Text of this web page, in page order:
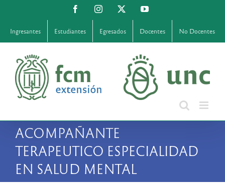
contenido
FacebookInstagram YouTube
Ingresantes Estudiantes Egresados Docentes No Docentes
ACOMPAÑANTE
TERAPEUTICO ESPECIALIDAD
EN SALUD MENTAL